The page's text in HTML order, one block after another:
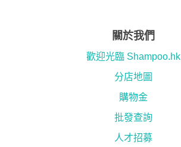
關於我們
歡迎光臨 Shampoo.hk
分店地圖
購物金
批發查詢
人才招募